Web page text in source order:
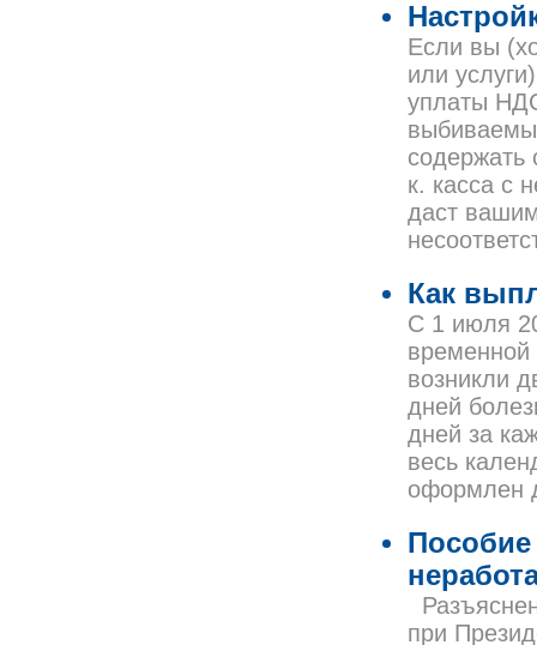
Если вы
или
уплаты
содержать
к. касса с
даст
Как
С 1 июля
временной
возникли
дней
дней за
весь
оформлен
при